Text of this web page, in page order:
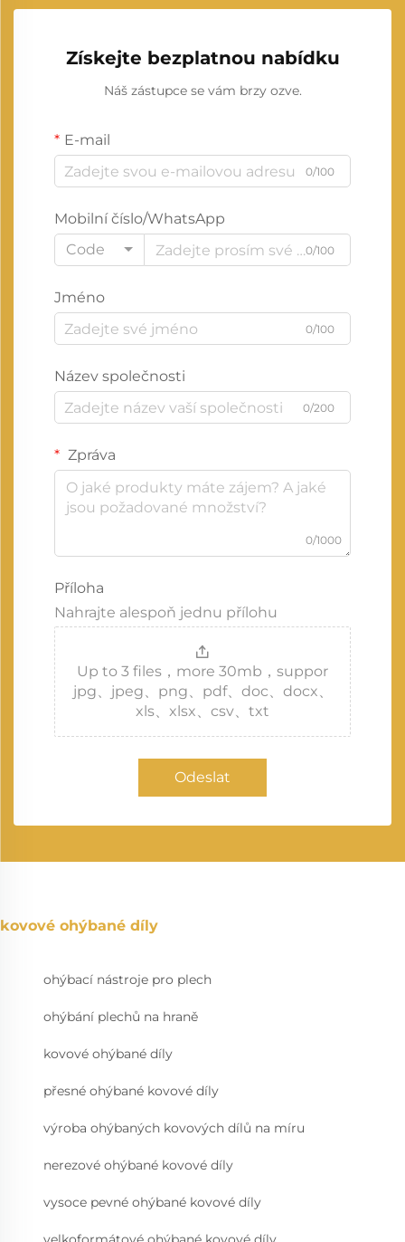
Získejte bezplatnou nabídku
Náš zástupce se vám brzy ozve.
E-mail
0/100
Mobilní číslo/WhatsApp
Code
0/100
Jméno
0/100
Název společnosti
0/200
Zpráva
0/1000
Příloha
Nahrajte alespoň jednu přílohu
Up to 3 files，more 30mb，suppor
jpg、jpeg、png、pdf、doc、docx、
xls、xlsx、csv、txt
Odeslat
kovové ohýbané díly
ohýbací nástroje pro plech
ohýbání plechů na hraně
kovové ohýbané díly
přesné ohýbané kovové díly
výroba ohýbaných kovových dílů na míru
nerezové ohýbané kovové díly
vysoce pevné ohýbané kovové díly